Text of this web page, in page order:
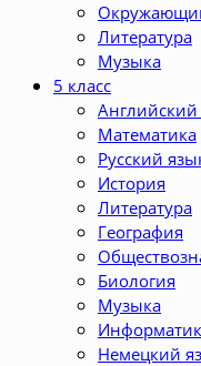
Литература
Музыка
5 класс
Английский
Математика
Русский
История
Литература
География
Биология
Музыка
Немецкий